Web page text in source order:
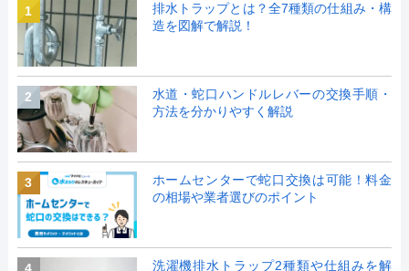
1
排水トラップとは？全7種類の仕組み・構
造を図解で解説！
2
水道・蛇口ハンドルレバーの交換手順・
方法を分かりやすく解説
3
ホームセンターで蛇口交換は可能！料金
の相場や業者選びのポイント
洗濯機排水トラップ2種類や仕組みを解